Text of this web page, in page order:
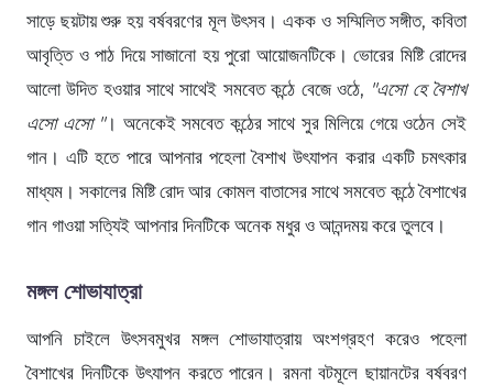
সাড়ে ছয়টায় শুরু হয় বর্ষবরণের মূল উৎসব। একক ও সম্মিলিত সঙ্গীত, কবিতা
আবৃত্তি ও পাঠ দিয়ে সাজানো হয় পুরো আয়োজনটিকে। ভোরের মিষ্টি রোদের
আলো উদিত হওয়ার সাথে সাথেই সমবেত কন্ঠে বেজে ওঠে, "এসো হে বৈশাখ
এসো এসো "। অনেকেই সমবেত কন্ঠের সাথে সুর মিলিয়ে গেয়ে ওঠেন সেই
গান। এটি হতে পারে আপনার পহেলা বৈশাখ উৎযাপন করার একটি চমৎকার
মাধ্যম। সকালের মিষ্টি রোদ আর কোমল বাতাসের সাথে সমবেত কন্ঠে বৈশাখের
গান গাওয়া সত্যিই আপনার দিনটিকে অনেক মধুর ও আনন্দময় করে তুলবে।
মঙ্গল শোভাযাত্রা
আপনি চাইলে উৎসবমুখর মঙ্গল শোভাযাত্রায় অংশগ্রহণ করেও পহেলা
বৈশাখের দিনটিকে উৎযাপন করতে পারেন। রমনা বটমূলে ছায়ানটের বর্ষবরণ